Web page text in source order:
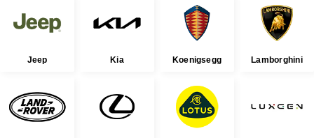
Jeep Kia Koenigsegg Lamborghini